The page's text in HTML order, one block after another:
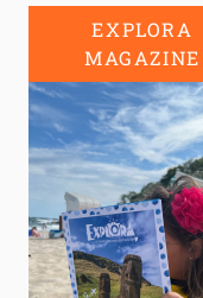
EXPLORA
MAGAZINE